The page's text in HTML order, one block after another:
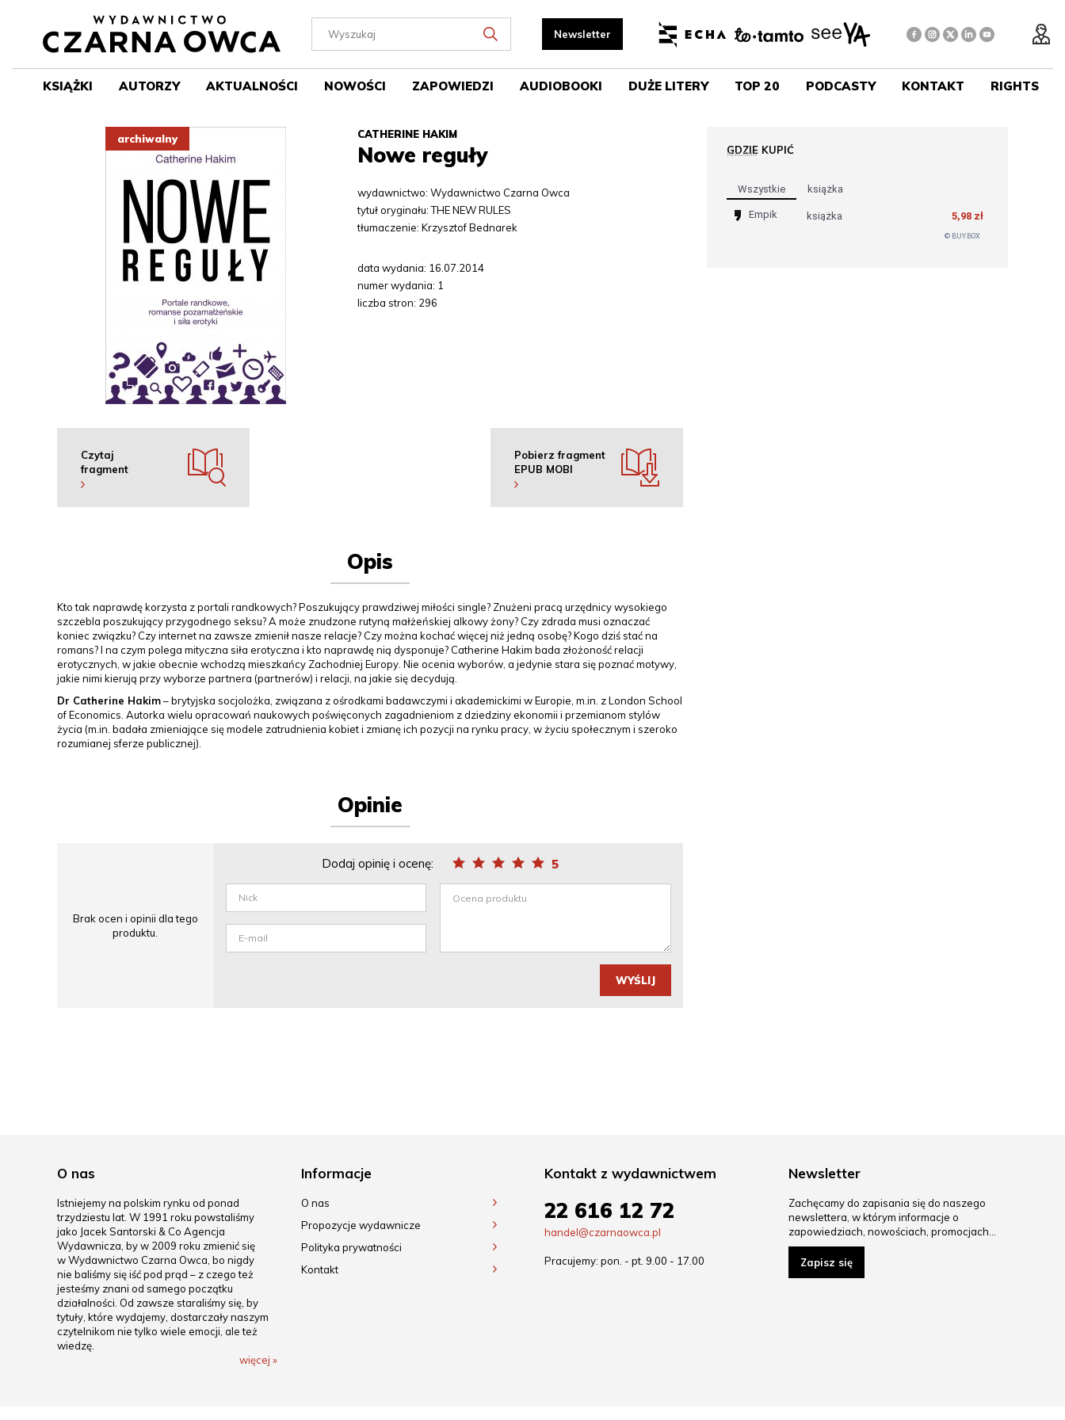
KSIĄŻKI AUTORZY AKTUALNOŚCI NOWOŚCI ZAPOWIEDZI AUDIOBOOKI DUŻE LITERY TOP 20 PODCASTY KONTAKT RIGHTS
CATHERINE HAKIM
Nowe reguły
Czytaj
fragment
Pobierz fragment
EPUB MOBI
wydawnictwo: Wydawnictwo Czarna Owca
tytuł oryginału: THE NEW RULES
tłumaczenie: Krzysztof Bednarek
data wydania: 16.07.2014
numer wydania: 1
liczba stron: 296
GDZIE KUPIĆ
REKLAMA
Wszystkie Książka
Empik książka 5,98 zł
© BUY.BOX
Opis
Kto tak naprawdę korzysta z portali randkowych? Poszukujący prawdziwej miłości single? Znużeni pracą urzędnicy wysokiego
szczebla poszukujący przygodnego seksu? A może znudzone rutyną małżeńskiej alkowy żony? Czy zdrada musi oznaczać
koniec związku? Czy internet na zawsze zmienił nasze relacje? Czy można kochać więcej niż jedną osobę? Kogo dziś stać na
romans? I na czym polega mityczna siła erotyczna i kto naprawdę nią dysponuje? Catherine Hakim bada złożoność relacji
erotycznych, w jakie obecnie wchodzą mieszkańcy Zachodniej Europy. Nie ocenia wyborów, a jedynie stara się poznać motywy,
jakie nimi kierują przy wyborze partnera (partnerów) i relacji, na jakie się decydują.
Dr Catherine Hakim– brytyjska socjolożka, związana z ośrodkami badawczymi i akademickimi w Europie, m.in. z London School
of Economics. Autorka wielu opracowań naukowych poświęconych zagadnieniom z dziedziny ekonomii i przemianom stylów
życia (m.in. badała zmieniające się modele zatrudnienia kobiet i zmianę ich pozycji na rynku pracy, w życiu społecznym i szeroko
rozumianej sferze publicznej).
Opinie
Brak ocen i opinii dla tego
produktu.
Dodaj opinię i ocenę: 5
WYŚLIJ
O nas
Istniejemy na polskim rynku od ponad
trzydziestu lat. W 1991 roku powstaliśmy
jako Jacek Santorski & Co Agencja
Wydawnicza, by w 2009 roku zmienić się
w Wydawnictwo Czarna Owca, bo nigdy
nie baliśmy się iść pod prąd – z czego też
jesteśmy znani od samego początku
działalności. Od zawsze staraliśmy się, by
tytuły, które wydajemy, dostarczały naszym
czytelnikom nie tylko wiele emocji, ale też
wiedzę.
więcej »
Informacje
O nas
Propozycje wydawnicze
Polityka prywatności
Kontakt
Kontakt z wydawnictwem
22 616 12 72
handel@czarnaowca.pl
Pracujemy: pon. - pt. 9.00 - 17.00
Newsletter
Zachęcamy do zapisania się do naszego
newslettera, w którym informacje o
zapowiedziach, nowościach, promocjach…
Zapisz się